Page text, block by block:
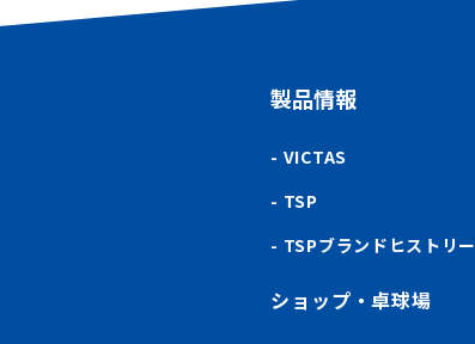
製品情報
VICTAS
TSP
TSPブランドヒストリー
ショップ・卓球場